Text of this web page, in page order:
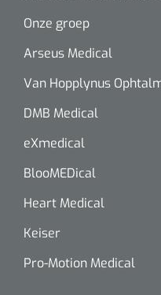
Onze groep
Arseus Medical
Van Hopplynus
DMB Medical
eXmedical
BlooMEDical
Heart Medical
Keiser
Pro-Motion Medical